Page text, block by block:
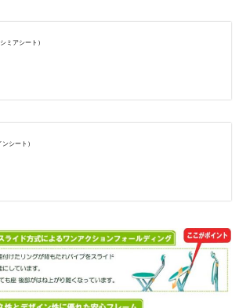
ミアシート）
シート）